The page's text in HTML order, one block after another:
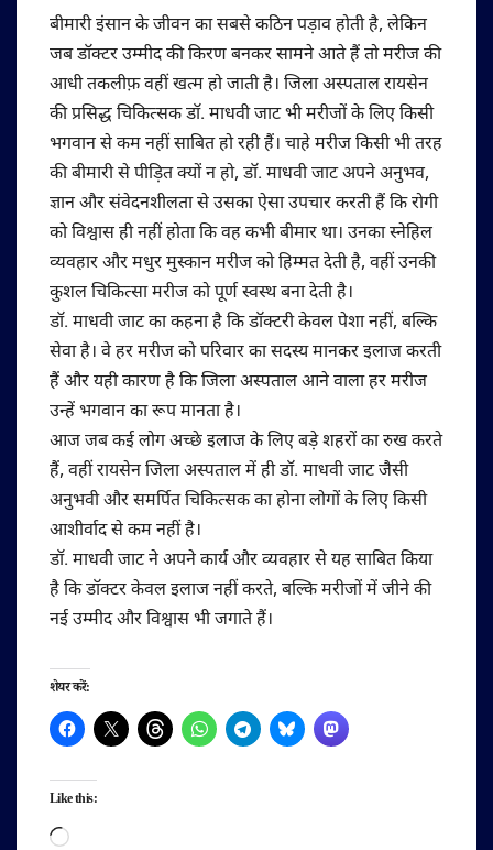
बीमारी इंसान के जीवन का सबसे कठिन पड़ाव होती है, लेकिन
जब डॉक्टर उम्मीद की किरण बनकर सामने आते हैं तो मरीज की
आधी तकलीफ़ वहीं खत्म हो जाती है। जिला अस्पताल रायसेन
की प्रसिद्ध चिकित्सक डॉ. माधवी जाट भी मरीजों के लिए किसी
भगवान से कम नहीं साबित हो रही हैं। चाहे मरीज किसी भी तरह
की बीमारी से पीड़ित क्यों न हो, डॉ. माधवी जाट अपने अनुभव,
ज्ञान और संवेदनशीलता से उसका ऐसा उपचार करती हैं कि रोगी
को विश्वास ही नहीं होता कि वह कभी बीमार था। उनका स्नेहिल
व्यवहार और मधुर मुस्कान मरीज को हिम्मत देती है, वहीं उनकी
कुशल चिकित्सा मरीज को पूर्ण स्वस्थ बना देती है।
डॉ. माधवी जाट का कहना है कि डॉक्टरी केवल पेशा नहीं, बल्कि
सेवा है। वे हर मरीज को परिवार का सदस्य मानकर इलाज करती
हैं और यही कारण है कि जिला अस्पताल आने वाला हर मरीज
उन्हें भगवान का रूप मानता है।
आज जब कई लोग अच्छे इलाज के लिए बड़े शहरों का रुख करते
हैं, वहीं रायसेन जिला अस्पताल में ही डॉ. माधवी जाट जैसी
अनुभवी और समर्पित चिकित्सक का होना लोगों के लिए किसी
आशीर्वाद से कम नहीं है।
डॉ. माधवी जाट ने अपने कार्य और व्यवहार से यह साबित किया
है कि डॉक्टर केवल इलाज नहीं करते, बल्कि मरीजों में जीने की
नई उम्मीद और विश्वास भी जगाते हैं।
शेयर करें:
Like this:
Loading…